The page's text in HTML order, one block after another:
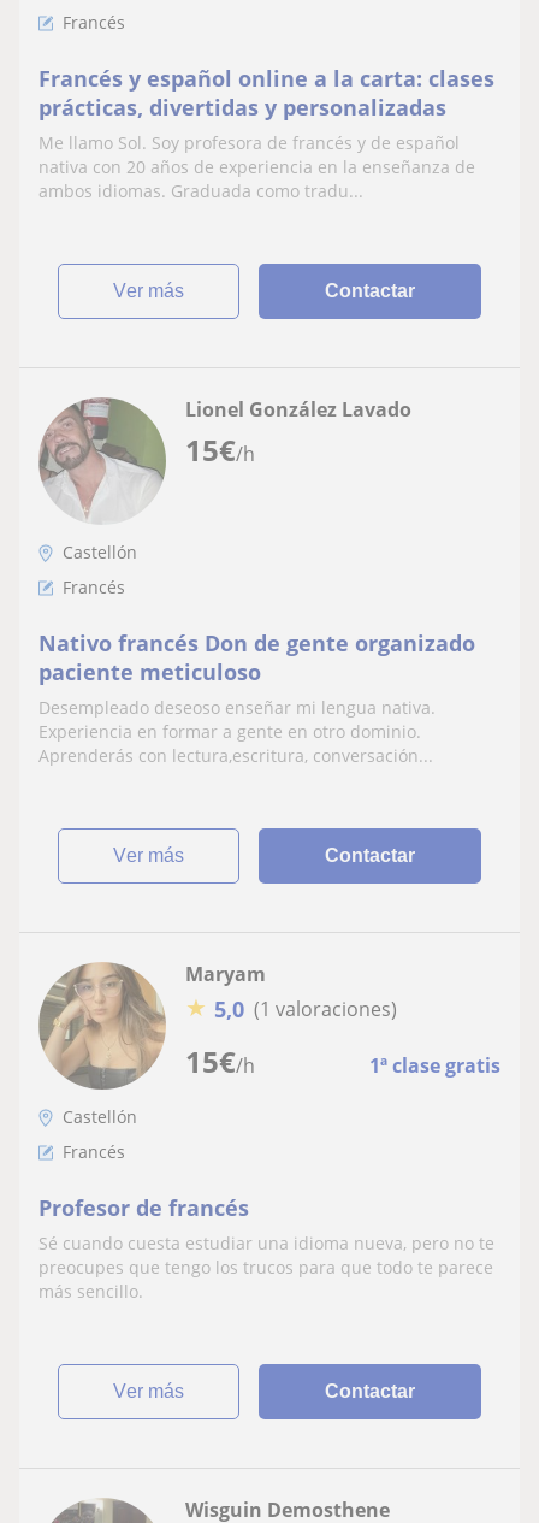
Francés
Francés y español online a la carta: clases
prácticas, divertidas y personalizadas
Me llamo Sol. Soy profesora de francés y de español
nativa con 20 años de experiencia en la enseñanza de
ambos idiomas. Graduada como tradu...
ver más Contactar
15€/h
Lionel González Lavado
Castellón
Francés
Nativo francés Don de gente organizado
paciente meticuloso
Desempleado deseoso enseñar mi lengua nativa.
Experiencia en formar a gente en otro dominio.
Aprenderás con lectura,escritura, conversación...
ver más Contactar
15€/h 1ª clase gratis
Maryam
★ 5,0 (1 valoraciones)
Castellón
Francés
Profesor de francés
Sé cuando cuesta estudiar una idioma nueva, pero no te
preocupes que tengo los trucos para que todo te parece
más sencillo.
ver más Contactar
Wisguin Demosthene